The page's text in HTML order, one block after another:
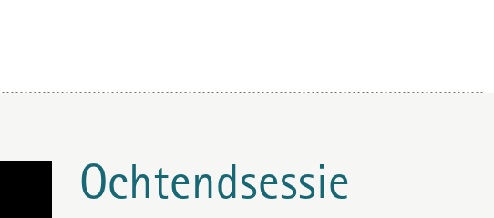
Ochtendsessie